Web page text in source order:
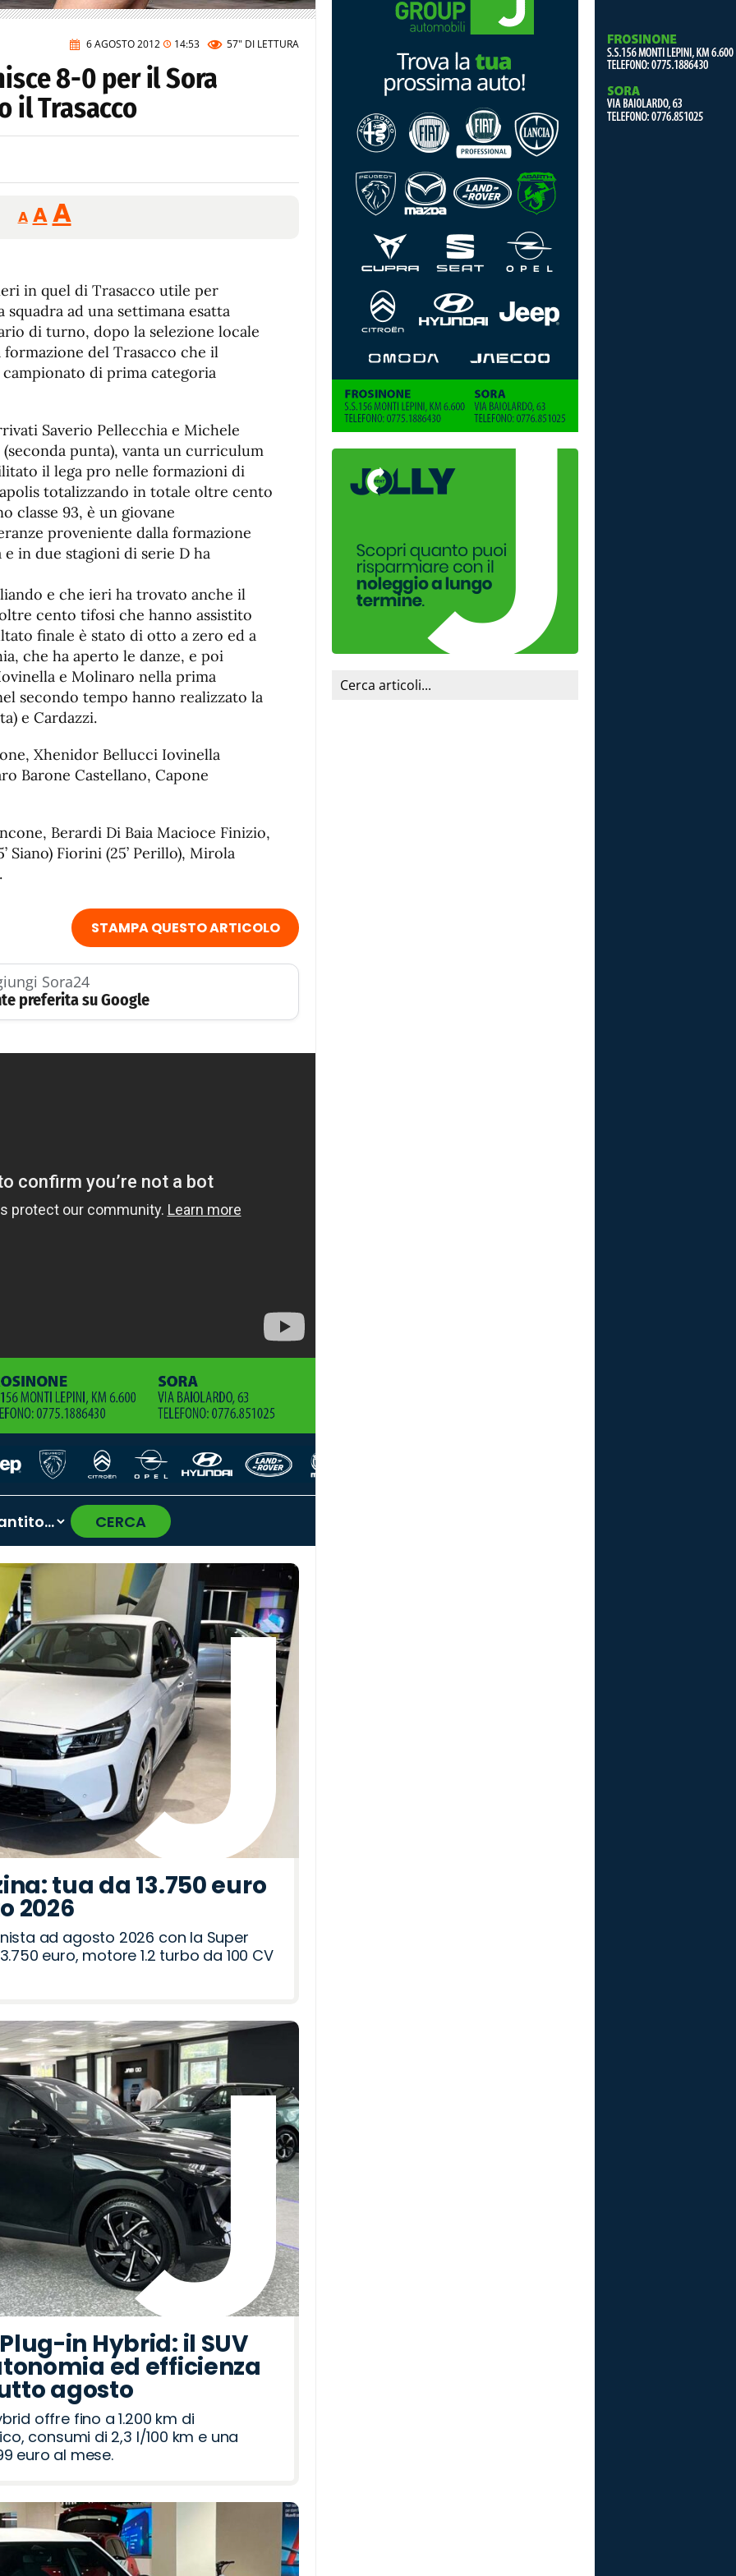
6 AGOSTO 2012 14:53 57" DI LETTURA
8-0 per il Sora
il Trasacco
A
Reducir
tamaño
A Restablecer
tamaño
fuente
AAumentar
de
fuente.
in quel di Trasacco utile per
ad una settimana esatta
di turno, dopo la selezione locale
del Trasacco che il
di prima categoria
Saverio Pellecchia e Michele
punta), vanta un curriculum
il lega pro nelle formazioni di
totalizzando in totale oltre cento
classe 93, è un giovane
proveniente dalla formazione
in due stagioni di serie D ha
e che ieri ha trovato anche il
cento tifosi che hanno assistito
finale è stato di otto a zero ed a
che ha aperto le danze, e poi
e Molinaro nella prima
secondo tempo hanno realizzato la
e Cardazzi.
Xhenidor Bellucci Iovinella
Barone Castellano, Capone
Berardi Di Baia Macioce Finizio,
Siano) Fiorini (25’ Perillo), Mirola
STAMPA QUESTO ARTICOLO
Sora24
preferita su Google
CERCA
›
tua da 13.750 euro
2026
ad agosto 2026 con la Super
euro, motore 1.2 turbo da 100 CV
in Hybrid: il SUV
ed efficienza
agosto
offre fino a 1.200 km di
consumi di 2,3 l/100 km e una
euro al mese.